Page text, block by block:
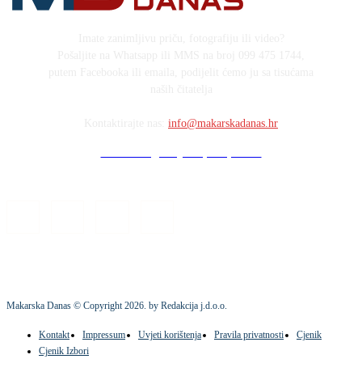
info@makarskadanas.hr
Makarska Danas © Copyright2026. by Redakcija j.d.o.o.
Kontakt Impressum Uvjeti korištenja Pravila privatnosti
Cjenik
Cjenik Izbori